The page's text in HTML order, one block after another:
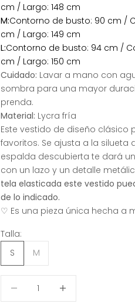
cm / Largo: 148 cm
M:Contorno de busto: 90 cm /
cm / Largo: 149 cm
L:Contorno de busto: 94 cm /
cm / Largo: 150 cm
Cuidado: Lavar a mano con
sombra para una mayor
prenda.
Material: Lycra fría
Este vestido de diseño clásico
favoritos. Se ajusta a la silueta
espalda descubierta te dará
con un lazo y un detalle
tela elasticada este vestido
de lo indicado.
♡ Es una pieza única hecha a
Talla:
S
M